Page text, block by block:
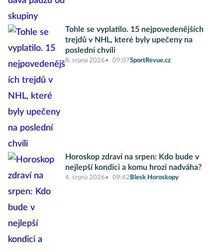
Tohle se vyplatilo. 15 nejpovedenějších
trejdů v NHL, které byly upečeny na
poslední chvíli
8. srpna 2026 09:07SportRevue.cz
Horoskop zdraví na srpen: Kdo bude v
nejlepší kondici a komu hrozí nadváha?
4. srpna 2026 09:42 Blesk Horoskopy